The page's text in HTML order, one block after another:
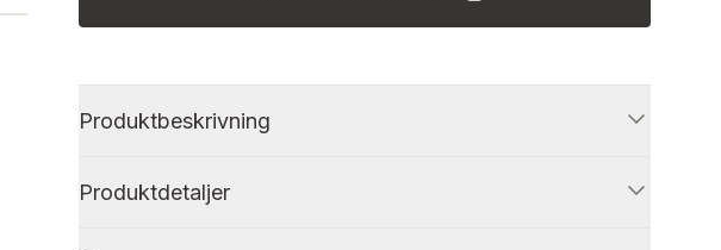
Produktbeskrivning
Produktdetaljer